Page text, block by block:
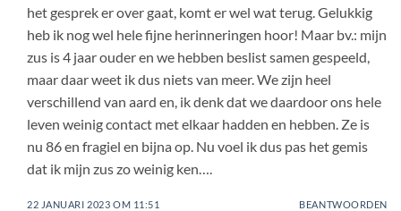
het gesprek er over gaat, komt er wel wat terug. Gelukkig
heb ik nog wel hele fijne herinneringen hoor! Maar bv.: mijn
zus is 4 jaar ouder en we hebben beslist samen gespeeld,
maar daar weet ik dus niets van meer. We zijn heel
verschillend van aard en, ik denk dat we daardoor ons hele
leven weinig contact met elkaar hadden en hebben. Ze is
nu 86 en fragiel en bijna op. Nu voel ik dus pas het gemis
dat ik mijn zus zo weinig ken….
22 JANUARI 2023 OM 11:51 BEANTWOORDEN